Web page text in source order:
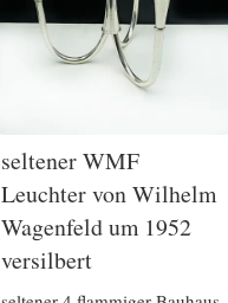
seltener WMF
Leuchter von Wilhelm
Wagenfeld um 1952
versilbert